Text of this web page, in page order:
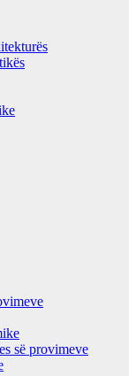
së provimeve